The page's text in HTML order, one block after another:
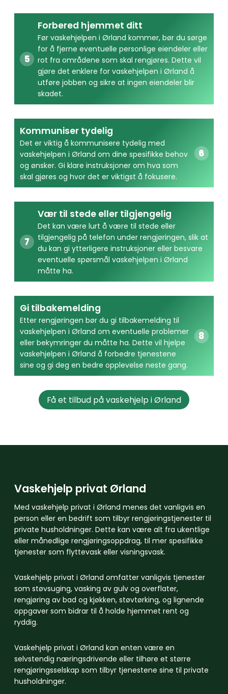
Forbered hjemmet ditt
Før vaskehjelpen i Ørland kommer, bør du sørge
for å fjerne eventuelle personlige eiendeler eller
rot fra områdene som skal rengjøres. Dette vil
gjøre det enklere for vaskehjelpen i Ørland å
utføre jobben og sikre at ingen eiendeler blir
skadet.
Kommuniser tydelig
Det er viktig å kommunisere tydelig med
vaskehjelpen i Ørland om dine spesifikke behov
og ønsker. Gi klare instruksjoner om hva som
skal gjøres og hvor det er viktigst å fokusere.
Vær til stede eller tilgjengelig
Det kan være lurt å være til stede eller
tilgjengelig på telefon under rengjøringen, slik at
du kan gi ytterligere instruksjoner eller besvare
eventuelle spørsmål vaskehjelpen i Ørland
måtte ha.
Gi tilbakemelding
Etter rengjøringen bør du gi tilbakemelding til
vaskehjelpen i Ørland om eventuelle problemer
eller bekymringer du måtte ha. Dette vil hjelpe
vaskehjelpen i Ørland å forbedre tjenestene
sine og gi deg en bedre opplevelse neste gang.
Få et tilbud på vaskehjelp i Ørland
Vaskehjelp privat Ørland
Med vaskehjelp privat i Ørland menes det vanligvis en
person eller en bedrift som tilbyr rengjøringstjenester til
private husholdninger. Dette kan være alt fra ukentlige
eller månedlige rengjøringsoppdrag, til mer spesifikke
tjenester som flyttevask eller visningsvask.
Vaskehjelp privat i Ørland omfatter vanligvis tjenester
som støvsuging, vasking av gulv og overflater,
rengjøring av bad og kjøkken, støvtørking, og lignende
oppgaver som bidrar til å holde hjemmet rent og
ryddig.
Vaskehjelp privat i Ørland kan enten være en
selvstendig næringsdrivende eller tilhøre et større
rengjøringsselskap som tilbyr tjenestene sine til private
husholdninger.